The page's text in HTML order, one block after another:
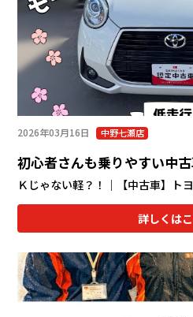
2026年03月16日 中野七瀬店
初心者さんも乗りやすい中
Ｋじゃない軽？！｜【中古車】ト
詳しくは